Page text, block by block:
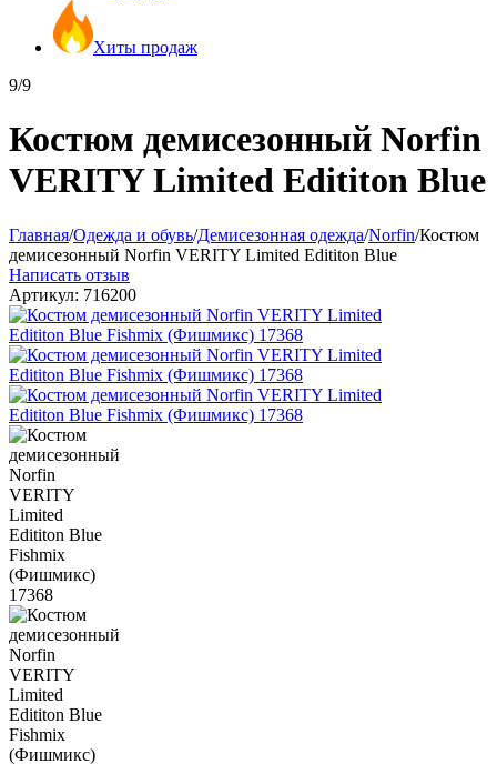
Хиты продаж
9/9
Костюм демисезонный Norfin
VERITY Limited Edititon Blue
Главная/Одежда и обувь/Демисезонная одежда/Norfin/Костюм
демисезонный Norfin VERITY Limited Edititon Blue
Написать отзыв
Артикул: 716200